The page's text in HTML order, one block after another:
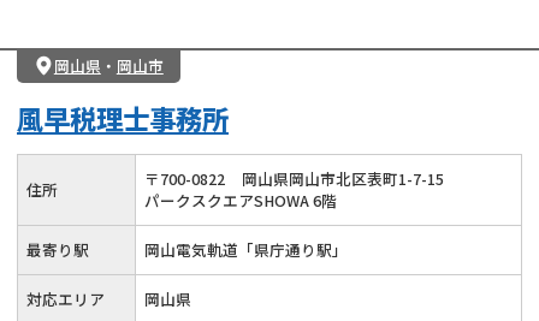
岡山県 ・ 岡山市
風早税理士事務所
住所 〒700-0822
岡山県岡山市北区表町1-7-15
パークスクエアSHOWA 6階
最寄り駅 岡山電気軌道「県庁通り駅」
対応エリア 岡山県